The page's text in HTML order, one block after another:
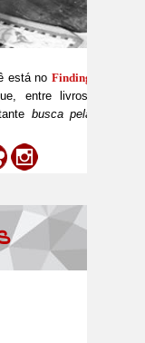
está no Finding
entre livros,
busca pela